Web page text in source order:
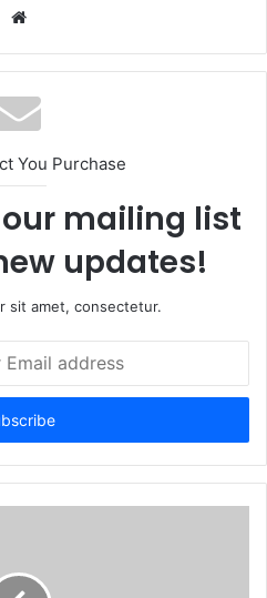
Website
You Purchase
mailing list
updates!
sit amet, consectetur.